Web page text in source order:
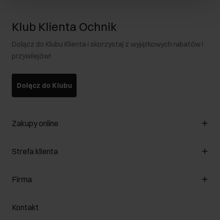
Klub Klienta Ochnik
Dołącz do Klubu Klienta i skorzystaj z wyjątkowych rabatów i
przywilejów!
Dołącz do Klubu
Zakupy online
Zarządzaj cookies
Formy płatności
Jak dokonać zwrotu?
Strefa klienta
Klub Klienta
Zwróć produkty
Firma
O nas
Kontakt